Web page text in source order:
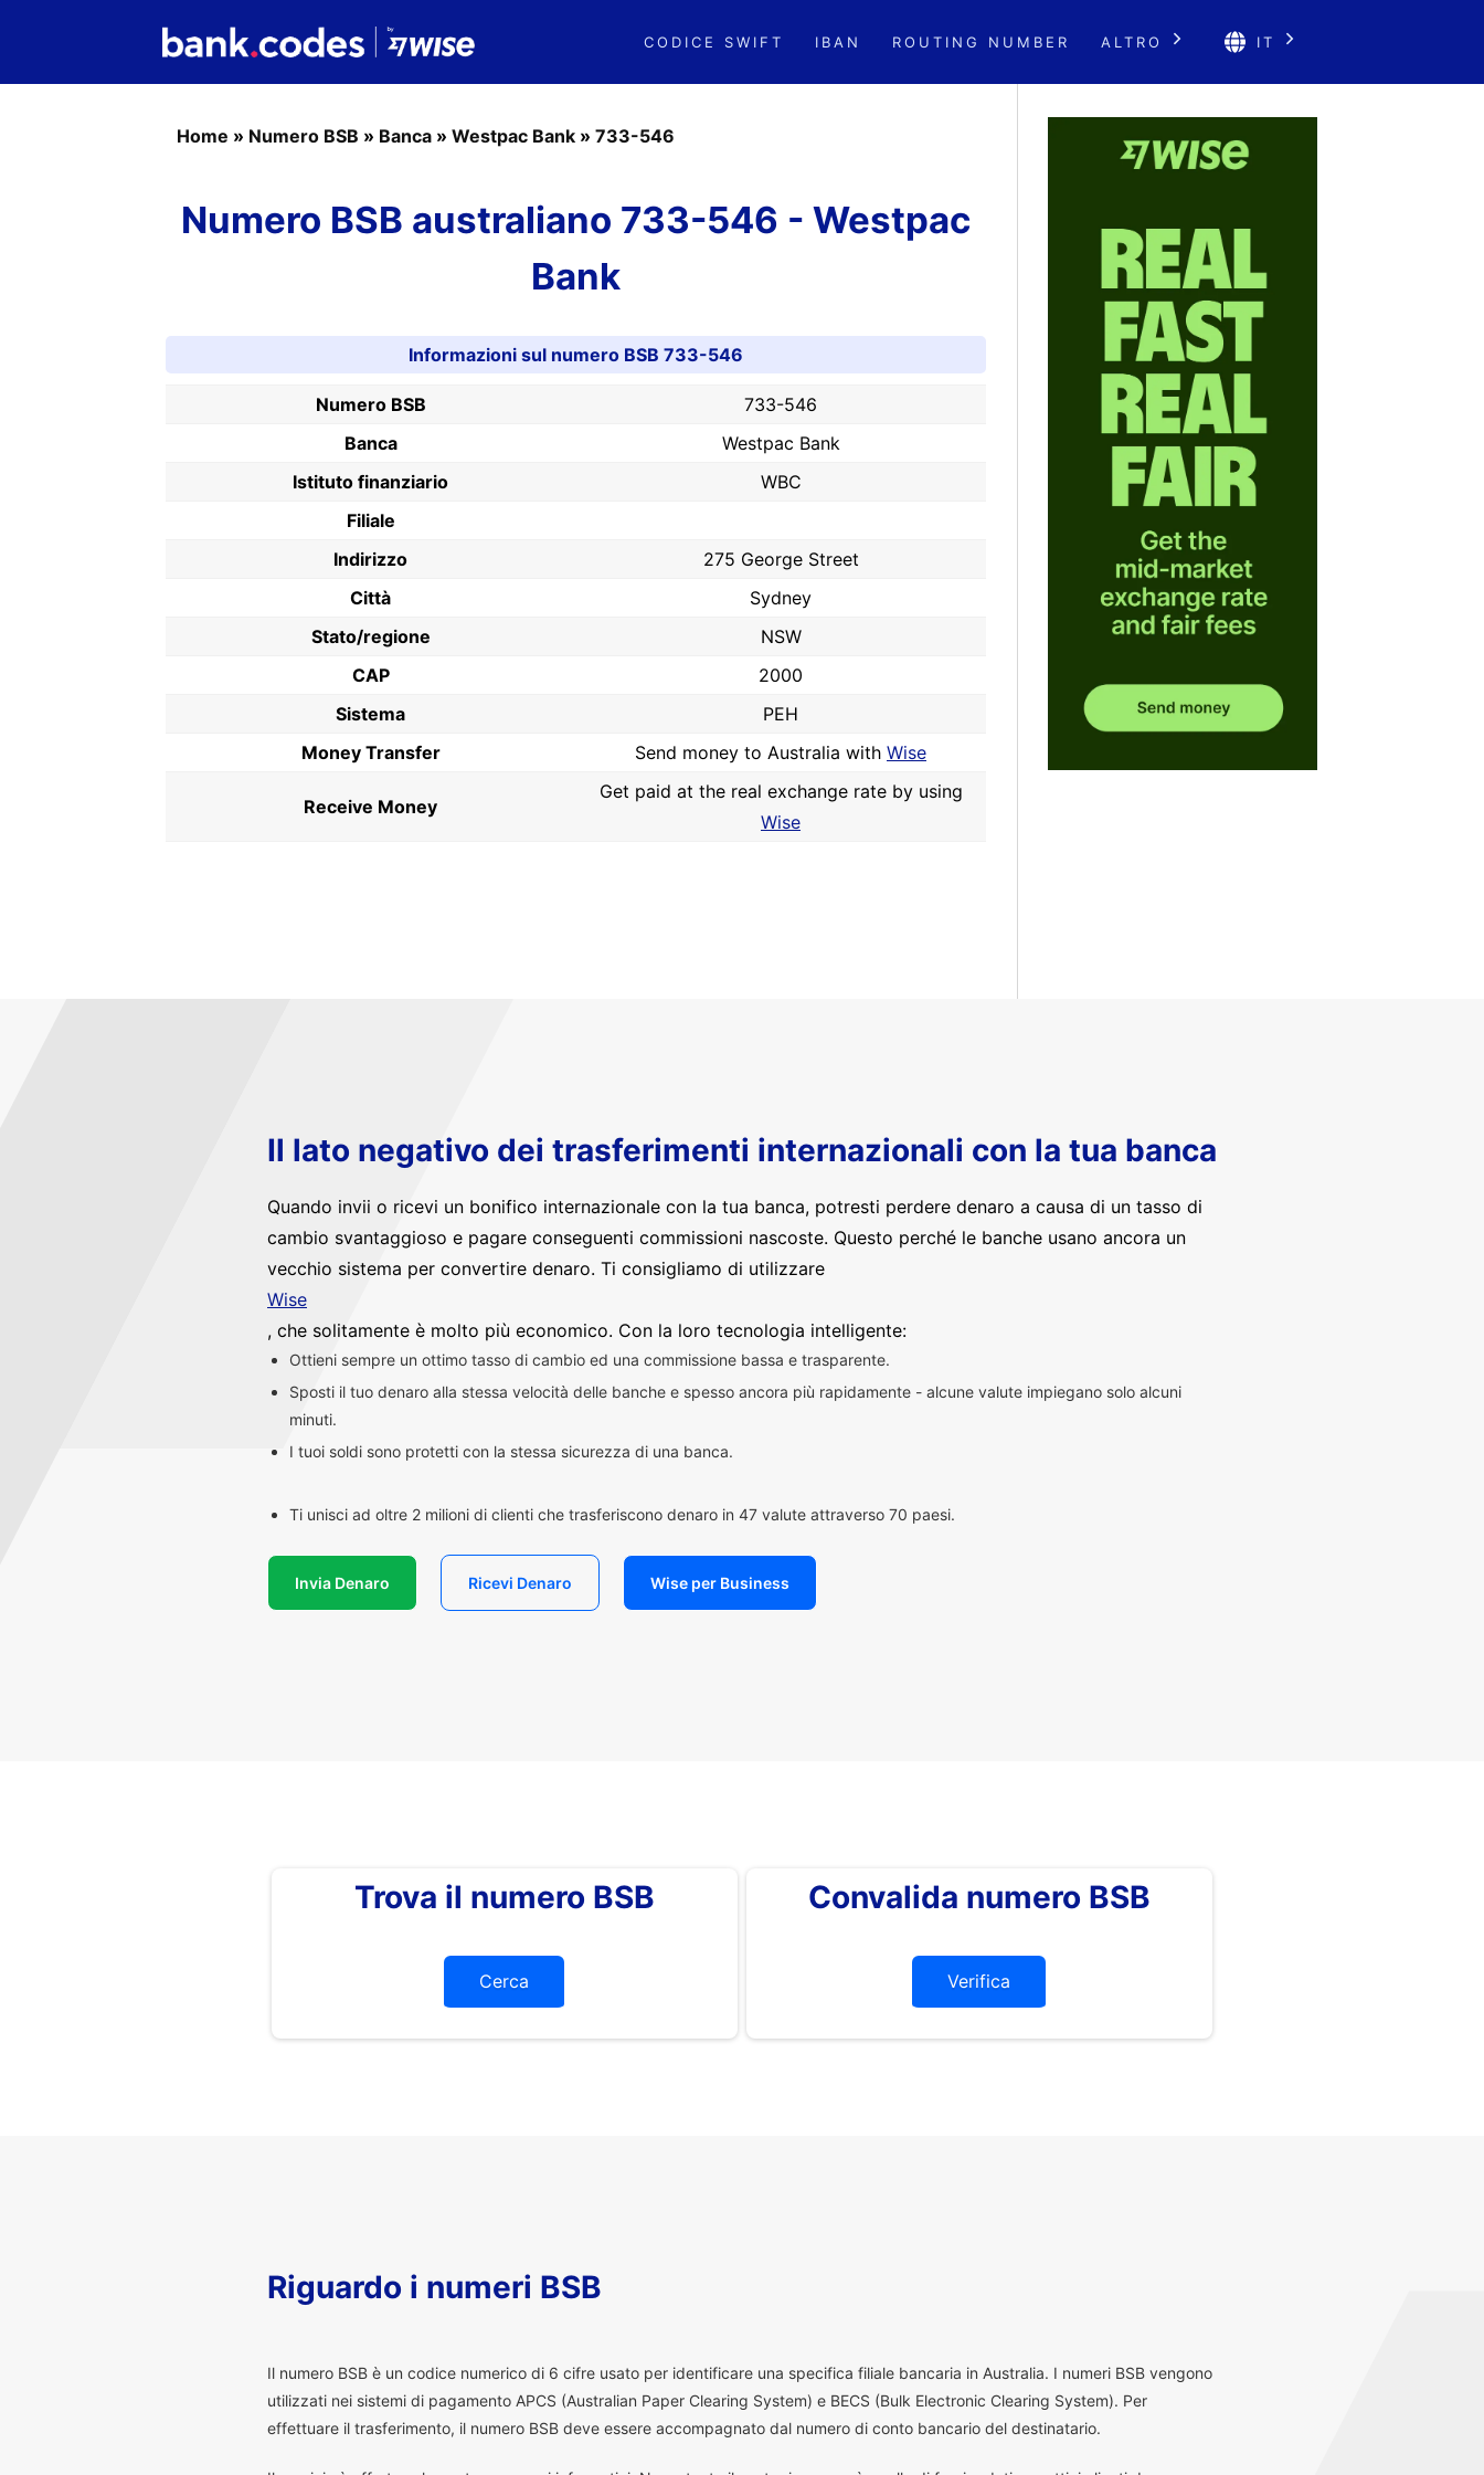
CODICE SWIFT IBAN ROUTING NUMBER ALTRO IT
Home » Numero BSB » Banca » Westpac Bank » 733-546
Numero BSB australiano 733-546 - Westpac
Bank
Informazioni sul numero BSB 733-546
Numero BSB
733-546
Banca
Westpac Bank
Istituto finanziario
WBC
Filiale
Indirizzo
275 George Street
Città
Sydney
Stato/regione
NSW
CAP
2000
Sistema
PEH
Money Transfer
Send money to Australia with Wise
Receive Money
Get paid at the real exchange rate by using
Wise
Il lato negativo dei trasferimenti internazionali con la tua banca
Quando invii o ricevi un bonifico internazionale con la tua banca, potresti perdere denaro a causa di un tasso di
cambio svantaggioso e pagare conseguenti commissioni nascoste. Questo perché le banche usano ancora un
vecchio sistema per convertire denaro. Ti consigliamo di utilizzare
Wise
, che solitamente è molto più economico. Con la loro tecnologia intelligente:
Ottieni sempre un ottimo tasso di cambio ed una commissione bassa e trasparente.
Sposti il tuo denaro alla stessa velocità delle banche e spesso ancora più rapidamente - alcune valute impiegano solo alcuni
minuti.
I tuoi soldi sono protetti con la stessa sicurezza di una banca.
Ti unisci ad oltre 2 milioni di clienti che trasferiscono denaro in 47 valute attraverso 70 paesi.
Invia Denaro Ricevi Denaro Wise per Business
Trova il numero BSB
Cerca
Convalida numero BSB
Verifica
Riguardo i numeri BSB
Il numero BSB è un codice numerico di 6 cifre usato per identificare una specifica filiale bancaria in Australia. I numeri BSB vengono
utilizzati nei sistemi di pagamento APCS (Australian Paper Clearing System) e BECS (Bulk Electronic Clearing System). Per
effettuare il trasferimento, il numero BSB deve essere accompagnato dal numero di conto bancario del destinatario.